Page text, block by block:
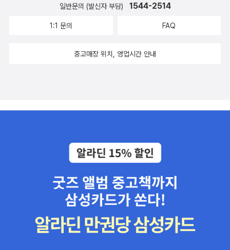
일반문의 (발신자 부담) 1544-2514
1:1 문의 FAQ
중고매장 위치, 영업시간 안내